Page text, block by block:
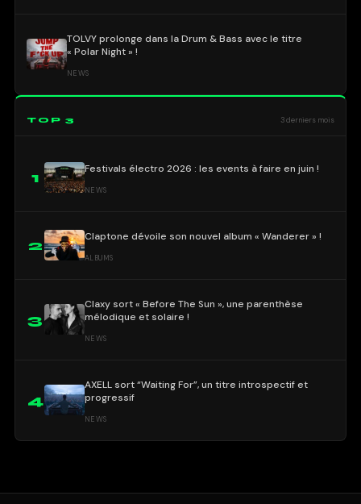
TOLVY prolonge dans la Drum & Bass avec le titre
« Polar Night » !
NEWS
TOP 3 3 derniers mois
1
Festivals électro 2026 : les events à faire en juin !
NEWS
2
Claptone dévoile son nouvel album « Wanderer » !
ALBUMS
3
Claxy sort « Before The Sun », une parenthèse
mélodique et solaire !
NEWS
4
AXELL sort “Waiting For”, un titre introspectif et
progressif
NEWS